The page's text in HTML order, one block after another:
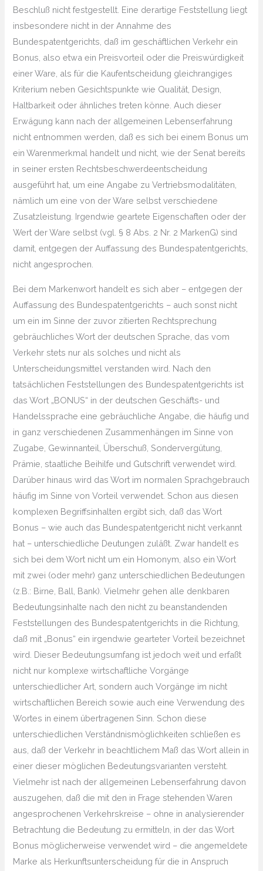
Beschluß nicht festgestellt. Eine derartige Feststellung liegt
insbesondere nicht in der Annahme des
Bundespatentgerichts, daß im geschäftlichen Verkehr ein
Bonus, also etwa ein Preisvorteil oder die Preiswürdigkeit
einer Ware, als für die Kaufentscheidung gleichrangiges
Kriterium neben Gesichtspunkte wie Qualität, Design,
Haltbarkeit oder ähnliches treten könne. Auch dieser
Erwägung kann nach der allgemeinen Lebenserfahrung
nicht entnommen werden, daß es sich bei einem Bonus um
ein Warenmerkmal handelt und nicht, wie der Senat bereits
in seiner ersten Rechtsbeschwerdeentscheidung
ausgeführt hat, um eine Angabe zu Vertriebsmodalitäten,
nämlich um eine von der Ware selbst verschiedene
Zusatzleistung. Irgendwie geartete Eigenschaften oder der
Wert der Ware selbst (vgl. § 8 Abs. 2 Nr. 2 MarkenG) sind
damit, entgegen der Auffassung des Bundespatentgerichts,
nicht angesprochen.
Bei dem Markenwort handelt es sich aber – entgegen der
Auffassung des Bundespatentgerichts – auch sonst nicht
um ein im Sinne der zuvor zitierten Rechtsprechung
gebräuchliches Wort der deutschen Sprache, das vom
Verkehr stets nur als solches und nicht als
Unterscheidungsmittel verstanden wird. Nach den
tatsächlichen Feststellungen des Bundespatentgerichts ist
das Wort „BONUS“ in der deutschen Geschäfts- und
Handelssprache eine gebräuchliche Angabe, die häufig und
in ganz verschiedenen Zusammenhängen im Sinne von
Zugabe, Gewinnanteil, Überschuß, Sondervergütung,
Prämie, staatliche Beihilfe und Gutschrift verwendet wird.
Darüber hinaus wird das Wort im normalen Sprachgebrauch
häufig im Sinne von Vorteil verwendet. Schon aus diesen
komplexen Begriffsinhalten ergibt sich, daß das Wort
Bonus – wie auch das Bundespatentgericht nicht verkannt
hat – unterschiedliche Deutungen zuläßt. Zwar handelt es
sich bei dem Wort nicht um ein Homonym, also ein Wort
mit zwei (oder mehr) ganz unterschiedlichen Bedeutungen
(z.B.: Birne, Ball, Bank). Vielmehr gehen alle denkbaren
Bedeutungsinhalte nach den nicht zu beanstandenden
Feststellungen des Bundespatentgerichts in die Richtung,
daß mit „Bonus“ ein irgendwie gearteter Vorteil bezeichnet
wird. Dieser Bedeutungsumfang ist jedoch weit und erfaßt
nicht nur komplexe wirtschaftliche Vorgänge
unterschiedlicher Art, sondern auch Vorgänge im nicht
wirtschaftlichen Bereich sowie auch eine Verwendung des
Wortes in einem übertragenen Sinn. Schon diese
unterschiedlichen Verständnismöglichkeiten schließen es
aus, daß der Verkehr in beachtlichem Maß das Wort allein in
einer dieser möglichen Bedeutungsvarianten versteht.
Vielmehr ist nach der allgemeinen Lebenserfahrung davon
auszugehen, daß die mit den in Frage stehenden Waren
angesprochenen Verkehrskreise – ohne in analysierender
Betrachtung die Bedeutung zu ermitteln, in der das Wort
Bonus möglicherweise verwendet wird – die angemeldete
Marke als Herkunftsunterscheidung für die in Anspruch